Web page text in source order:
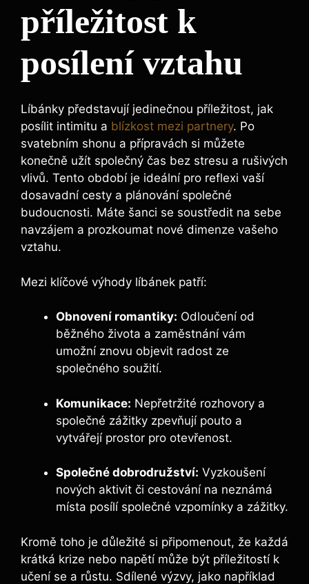
příležitost k
posílení vztahu
Líbánky představují jedinečnou příležitost, jak
posílit intimitu a blízkost mezi partnery. Po
svatebním shonu a přípravách si můžete
konečně užít společný čas bez stresu a rušivých
vlivů. Tento období je ideální pro reflexi vaší
dosavadní cesty a plánování společné
budoucnosti. Máte šanci se soustředit na sebe
navzájem a prozkoumat nové dimenze vašeho
vztahu.
Mezi klíčové výhody líbánek patří:
Obnovení romantiky: Odloučení od
běžného života a zaměstnání vám
umožní znovu objevit radost ze
společného soužití.
Komunikace: Nepřetržité rozhovory a
společné zážitky zpevňují pouto a
vytvářejí prostor pro otevřenost.
Společné dobrodružství: Vyzkoušení
nových aktivit či cestování na neznámá
místa posílí společné vzpomínky a zážitky.
Kromě toho je důležité si připomenout, že každá
krátká krize nebo napětí může být příležitostí k
učení se a růstu. Sdílené výzvy, jako například